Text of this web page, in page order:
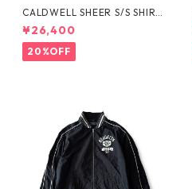
CALDWELL SHEER S/S SHIRT
by Polo Ralph Lauren
¥26,400
20%OFF